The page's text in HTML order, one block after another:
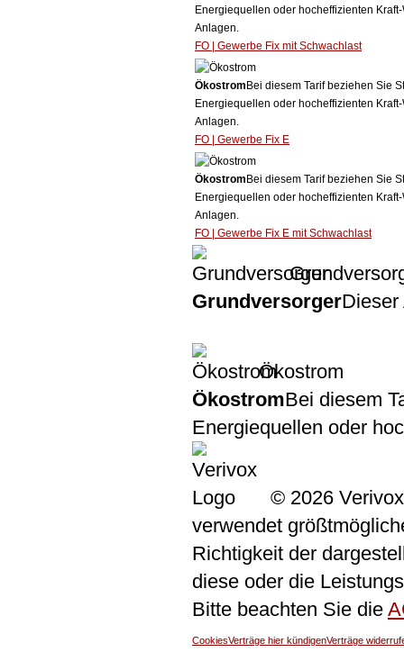
Energiequellen oder hocheffizienten
Anlagen.
FO | Gewerbe Fix mit Schwachlast
Ökostrom Bei diesem Tarif beziehen Sie
Energiequellen oder hocheffizienten
Anlagen.
FO | Gewerbe Fix E
Ökostrom Bei diesem Tarif beziehen Sie
Energiequellen oder hocheffizienten
Anlagen.
FO | Gewerbe Fix E mit Schwachlast
GrundversorgerDieser
Ökostrom
ÖkostromBei diesem
Energiequellen oder
© 2026
verwendet
Richtigkeit der
diese oder die
Bitte beachten Sie die
CookiesVerträge hier kündigenVerträge